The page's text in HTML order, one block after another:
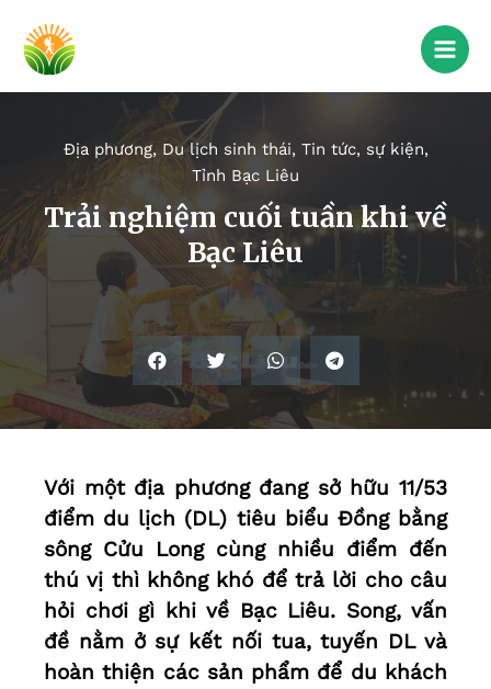
Địa phương,Du lịch sinh thái, Tin tức, sự kiện,
Tỉnh Bạc Liêu
Trải nghiệm cuối tuần khi về
Bạc Liêu
Với một địa phương đang sở hữu 11/53
điểm du lịch (DL) tiêu biểu Đồng bằng
sông Cửu Long cùng nhiều điểm đến
thú vị thì không khó để trả lời cho câu
hỏi chơi gì khi về Bạc Liêu. Song, vấn
đề nằm ở sự kết nối tua, tuyến DL và
hoàn thiện các sản phẩm để du khách